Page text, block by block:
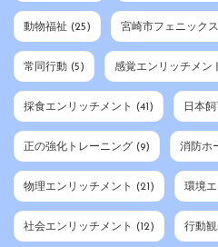
動物福祉 (25) 宮崎市フェニック
常同行動 (5) 感覚エンリッチメン
採食エンリッチメント (41) 日本
正の強化トレーニング (9) 消防ホ
物理エンリッチメント (21) 環境
社会エンリッチメント (12) 行動観